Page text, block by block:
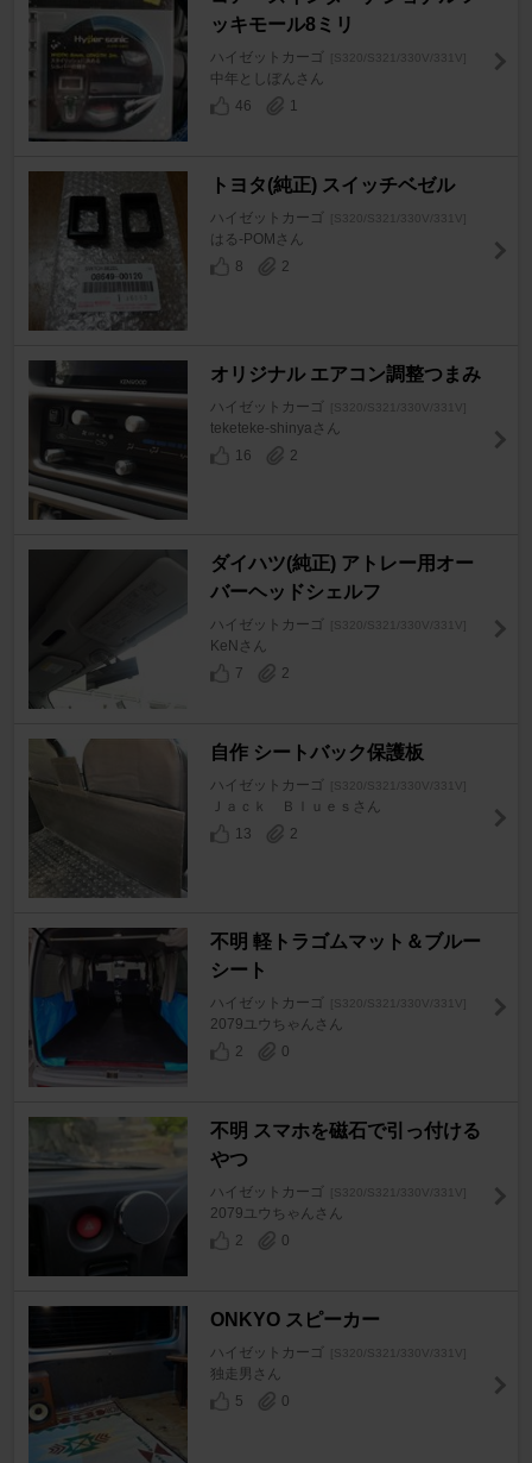
ッキモール8ミリ
ハイゼットカーゴ [S320/S321/330V/331V]
中年としぼんさん
46
1
トヨタ(純正) スイッチベゼル
ハイゼットカーゴ [S320/S321/330V/331V]
はる-POMさん
8
2
オリジナル エアコン調整つまみ
ハイゼットカーゴ [S320/S321/330V/331V]
teketeke-shinyaさん
16
2
ダイハツ(純正) アトレー用オー
バーヘッドシェルフ
ハイゼットカーゴ [S320/S321/330V/331V]
KeNさん
7
2
自作 シートバック保護板
ハイゼットカーゴ [S320/S321/330V/331V]
Ｊａｃｋ Ｂｌｕｅｓさん
13
2
不明 軽トラゴムマット＆ブルー
シート
ハイゼットカーゴ [S320/S321/330V/331V]
2079ユウちゃんさん
2
0
不明 スマホを磁石で引っ付ける
やつ
ハイゼットカーゴ [S320/S321/330V/331V]
2079ユウちゃんさん
2
0
ONKYO スピーカー
ハイゼットカーゴ [S320/S321/330V/331V]
独走男さん
5
0